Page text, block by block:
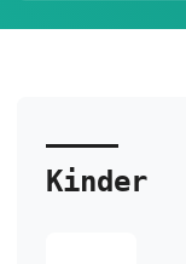
Kinder